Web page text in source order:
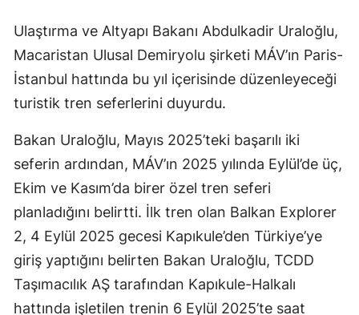
Ulaştırma ve Altyapı Bakanı Abdulkadir Uraloğlu,
Macaristan Ulusal Demiryolu şirketi MÁV’ın Paris-
İstanbul hattında bu yıl içerisinde düzenleyeceği
turistik tren seferlerini duyurdu.
Bakan Uraloğlu, Mayıs 2025’teki başarılı iki
seferin ardından, MÁV’ın 2025 yılında Eylül’de üç,
Ekim ve Kasım’da birer özel tren seferi
planladığını belirtti. İlk tren olan Balkan Explorer
2, 4 Eylül 2025 gecesi Kapıkule’den Türkiye’ye
giriş yaptığını belirten Bakan Uraloğlu, TCDD
Taşımacılık AŞ tarafından Kapıkule-Halkalı
hattında işletilen trenin 6 Eylül 2025’te saat